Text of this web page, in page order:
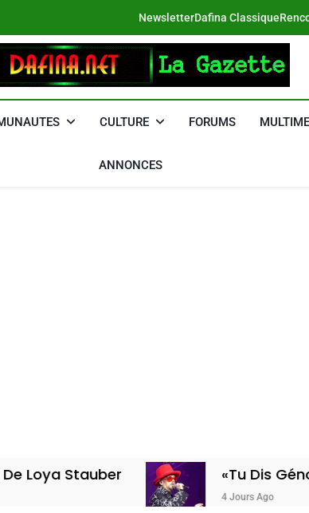
NewsletterDafina Classique
CULTURE FORUMS
ANNONCES
«Tu Dis Génocide, Je
4 Jours Ago